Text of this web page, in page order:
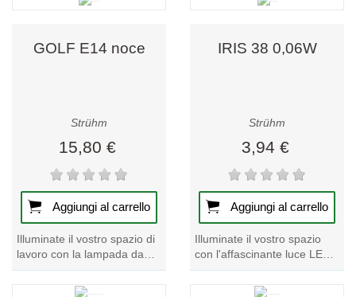
livello nella...
GOLF E14 noce
Strühm
15,80 €
Aggiungi al carrello
Illuminate il vostro spazio di
lavoro con la lampada da
tavolo GOLF E14 in noce,
un pezzo forte della nostra...
IRIS 38 0,06W
Strühm
3,94 €
Aggiungi al carrello
Illuminate il vostro spazio
con l'affascinante luce LED
solare IRIS. Sperimentate
un'atmosfera affascinante e